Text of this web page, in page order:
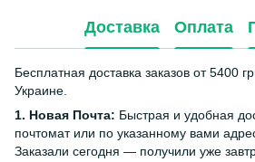
Доставка Оплата
Бесплатная доставка заказов от 5400
Украине.
1. Новая Почта: Быстрая и удобная
почтомат или по указанному вами
Заказали сегодня — получили уже